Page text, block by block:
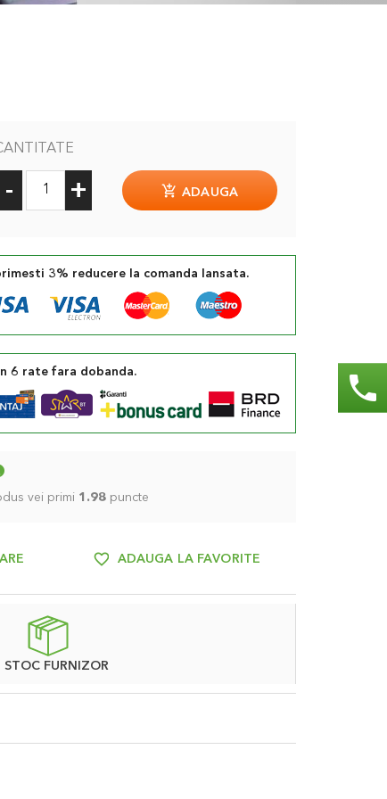
- + ADAUGA
3% reducere la comanda lansata.
6 rate fara dobanda.
vei primi 1.98 puncte
ADAUGA LA FAVORITE
STOC FURNIZOR
phone